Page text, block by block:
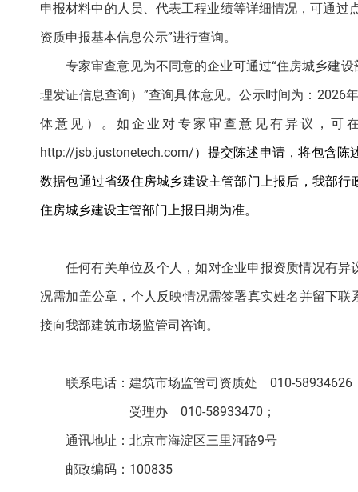
申报材料中的人员、代表工程业绩等详细情况，可通
资质申报基本信息公示”进行查询。
专家审查意见为不同意的企业可通过“住房城乡建
理发证信息查询）”查询具体意见。公示时间为：2026
体意见）。如企业对专家审查意见有异议，可
http://jsb.justonetech.com/） 提交陈述申请，将包含陈
数据包通过省级住房城乡建设主管部门上报后，我部
住房城乡建设主管部门上报日期为准。
任何有关单位及个人，如对企业申报资质情况有
况需加盖公章，个人反映情况需签署真实姓名并留下
接向我部建筑市场监管司咨询。
联系电话：建筑市场监管司资质处 010-58934626
受理办 010-58933470；
通讯地址：北京市海淀区三里河路9号
邮政编码：100835